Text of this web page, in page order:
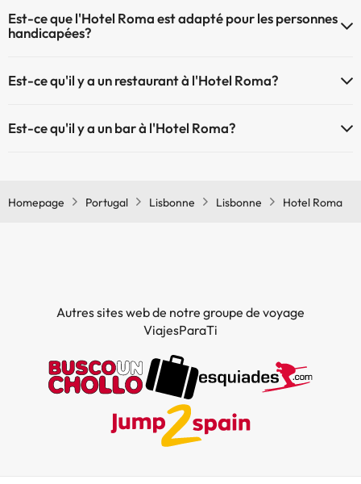
Est-ce que l'Hotel Roma est adapté pour les personnes
handicapées?
Est-ce qu'il y a un restaurant à l'Hotel Roma?
Est-ce qu'il y a un bar à l'Hotel Roma?
Homepage Portugal Lisbonne Lisbonne Hotel Roma
Autres sites web de notre groupe de voyage
ViajesParaTi